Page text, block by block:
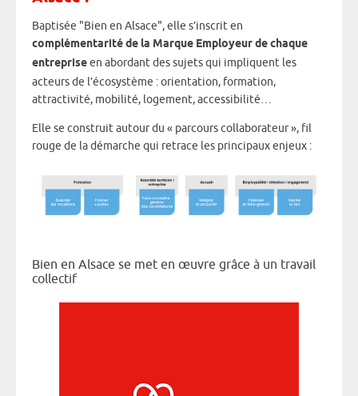
Baptisée "Bien en Alsace", elle s’inscrit en
complémentarité de la Marque Employeur de chaque
entrepriseen abordant des sujets qui impliquent les
acteurs de l’écosystème : orientation, formation,
attractivité, mobilité, logement, accessibilité…
Elle se construit autour du « parcours collaborateur », fil
rouge de la démarche qui retrace les principaux enjeux :
Bien en Alsace se met en œuvre grâce à un travail
collectif